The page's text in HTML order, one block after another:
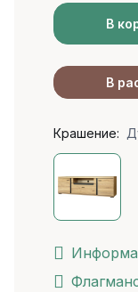
В
В
Крашение: